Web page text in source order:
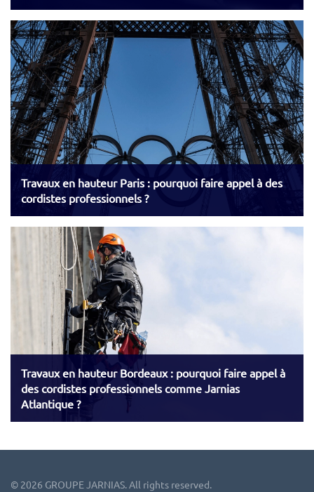
Travaux en hauteur Paris : pourquoi faire appel à des
cordistes professionnels ?
Travaux en hauteur Bordeaux : pourquoi faire appel à
des cordistes professionnels comme Jarnias
Atlantique ?
© 2026 GROUPE JARNIAS. All rights reserved.